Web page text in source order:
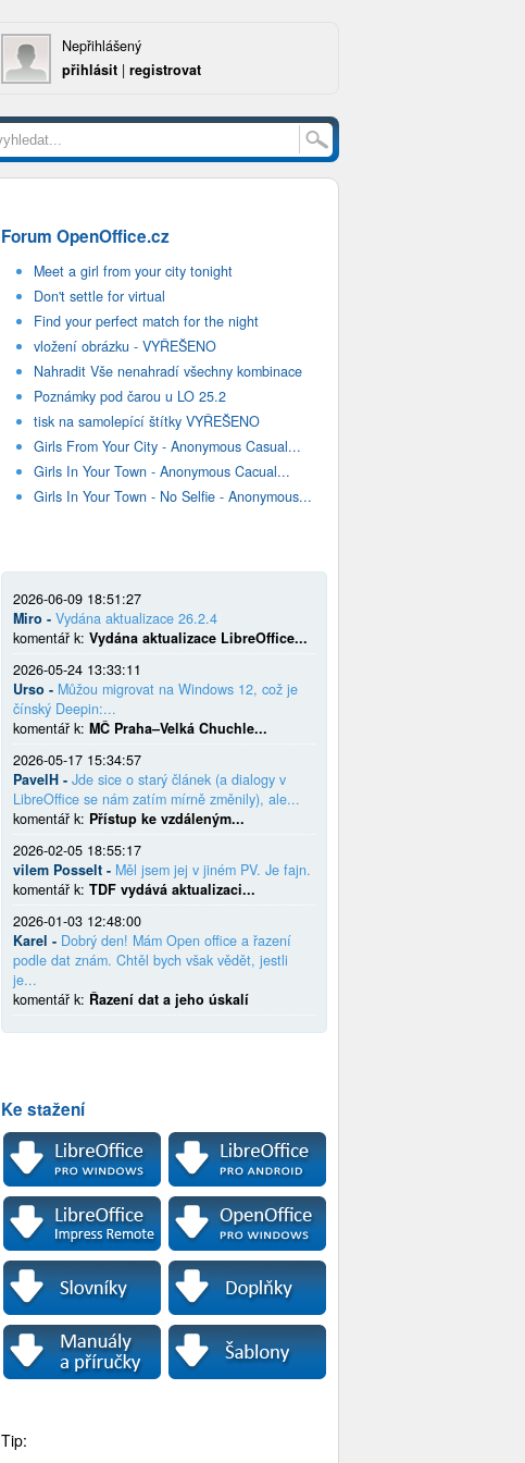
Nepřihlášený
přihlásit | registrovat
Forum OpenOffice.cz
Meet a girl from your city tonight
Don't settle for virtual
Find your perfect match for the night
vložení obrázku - VYŘEŠENO
Nahradit Vše nenahradí všechny kombinace
Poznámky pod čarou u LO 25.2
tisk na samolepící štítky VYŘEŠENO
Girls From Your City - Anonymous Casual...
Girls In Your Town - Anonymous Cacual...
Girls In Your Town - No Selfie - Anonymous...
2026-06-09 18:51:27
Miro - Vydána aktualizace 26.2.4
komentář k: Vydána aktualizace LibreOffice...
2026-05-24 13:33:11
Urso - Můžou migrovat na Windows 12, což je
čínský Deepin:...
komentář k: MČ Praha–Velká Chuchle...
2026-05-17 15:34:57
PavelH - Jde sice o starý článek (a dialogy v
LibreOffice se nám zatím mírně změnily), ale...
komentář k: Přístup ke vzdáleným...
2026-02-05 18:55:17
vilem Posselt - Měl jsem jej v jiném PV. Je fajn.
komentář k: TDF vydává aktualizaci...
2026-01-03 12:48:00
Karel - Dobrý den! Mám Open office a řazení
podle dat znám. Chtěl bych však vědět, jestli
je...
komentář k: Řazení dat a jeho úskalí
Ke stažení
Tip: